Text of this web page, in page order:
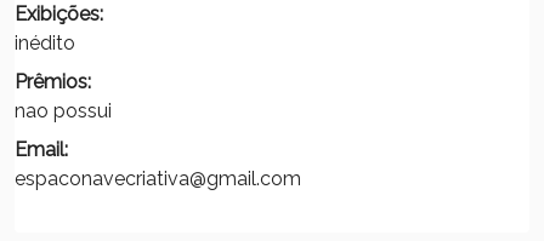
Exibições:
inédito
Prêmios:
nao possui
Email:
espaconavecriativa@gmail.com